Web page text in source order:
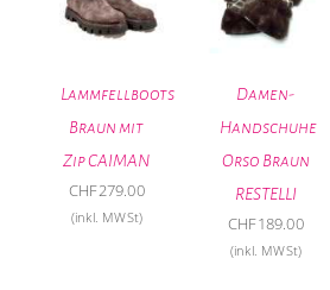
Lammfellboots
Braun mit
Zip CAIMAN
CHF279.00
(inkl. MWSt)
Damen-
Handschuhe
Orso Braun
RESTELLI
CHF189.00
(inkl. MWSt)